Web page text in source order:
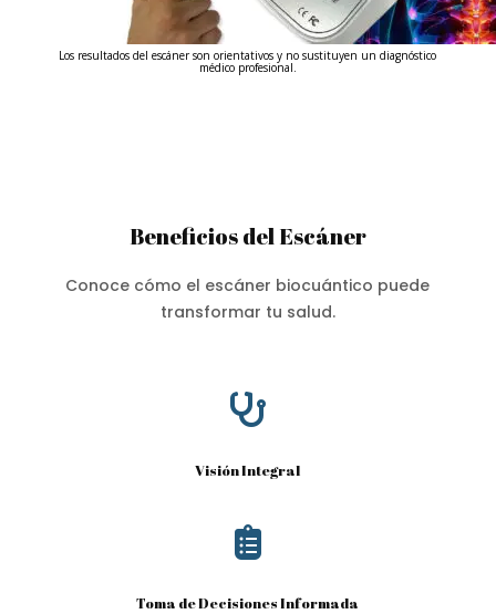
Los resultados del escáner son orientativos y no sustituyen un diagnóstico
médico profesional.
Beneficios del Escáner
Conoce cómo el escáner biocuántico puede
transformar tu salud.

Visión Integral

Toma de Decisiones Informada